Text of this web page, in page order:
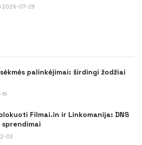
2026-07-29
palinkėjimai: širdingi žodžiai
Filmai.in ir Linkomanija: DNS
03